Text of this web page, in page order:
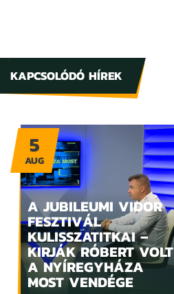
KAPCSOLÓDÓ HÍREK
A JUBILEUMI VIDOR
FESZTIVÁL
KULISSZATITKAI –
KIRJÁK RÓBERT VOLT
A NYÍREGYHÁZA
MOST VENDÉGE
5
AUG